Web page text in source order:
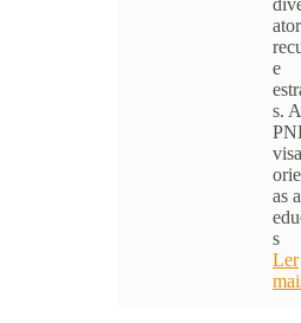
e
s. A
visa
as
s
Ler